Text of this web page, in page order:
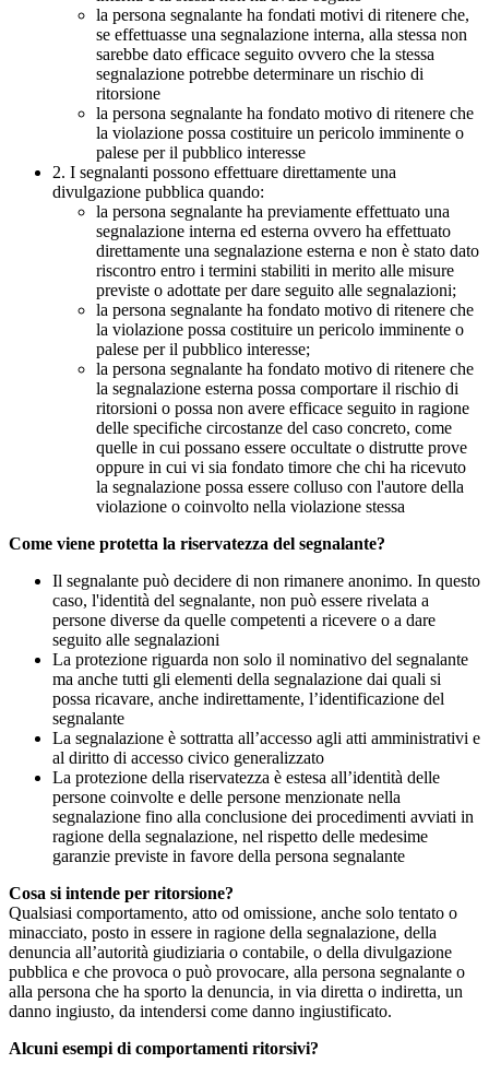
la persona segnalante ha fondati motivi di ritenere che,
se effettuasse una segnalazione interna, alla stessa non
sarebbe dato efficace seguito ovvero che la stessa
segnalazione potrebbe determinare un rischio di
ritorsione
la persona segnalante ha fondato motivo di ritenere che
la violazione possa costituire un pericolo imminente o
palese per il pubblico interesse
2. I segnalanti possono effettuare direttamente una
divulgazione pubblica quando:
la persona segnalante ha previamente effettuato una
segnalazione interna ed esterna ovvero ha effettuato
direttamente una segnalazione esterna e non è stato dato
riscontro entro i termini stabiliti in merito alle misure
previste o adottate per dare seguito alle segnalazioni;
la persona segnalante ha fondato motivo di ritenere che
la violazione possa costituire un pericolo imminente o
palese per il pubblico interesse;
la persona segnalante ha fondato motivo di ritenere che
la segnalazione esterna possa comportare il rischio di
ritorsioni o possa non avere efficace seguito in ragione
delle specifiche circostanze del caso concreto, come
quelle in cui possano essere occultate o distrutte prove
oppure in cui vi sia fondato timore che chi ha ricevuto
la segnalazione possa essere colluso con l'autore della
violazione o coinvolto nella violazione stessa
Come viene protetta la riservatezza del segnalante?
Il segnalante può decidere di non rimanere anonimo. In questo
caso, l'identità del segnalante, non può essere rivelata a
persone diverse da quelle competenti a ricevere o a dare
seguito alle segnalazioni
La protezione riguarda non solo il nominativo del segnalante
ma anche tutti gli elementi della segnalazione dai quali si
possa ricavare, anche indirettamente, l’identificazione del
segnalante
La segnalazione è sottratta all’accesso agli atti amministrativi e
al diritto di accesso civico generalizzato
La protezione della riservatezza è estesa all’identità delle
persone coinvolte e delle persone menzionate nella
segnalazione fino alla conclusione dei procedimenti avviati in
ragione della segnalazione, nel rispetto delle medesime
garanzie previste in favore della persona segnalante
Cosa si intende per ritorsione?
Qualsiasi comportamento, atto od omissione, anche solo tentato o
minacciato, posto in essere in ragione della segnalazione, della
denuncia all’autorità giudiziaria o contabile, o della divulgazione
pubblica e che provoca o può provocare, alla persona segnalante o
alla persona che ha sporto la denuncia, in via diretta o indiretta, un
danno ingiusto, da intendersi come danno ingiustificato.
Alcuni esempi di comportamenti ritorsivi?